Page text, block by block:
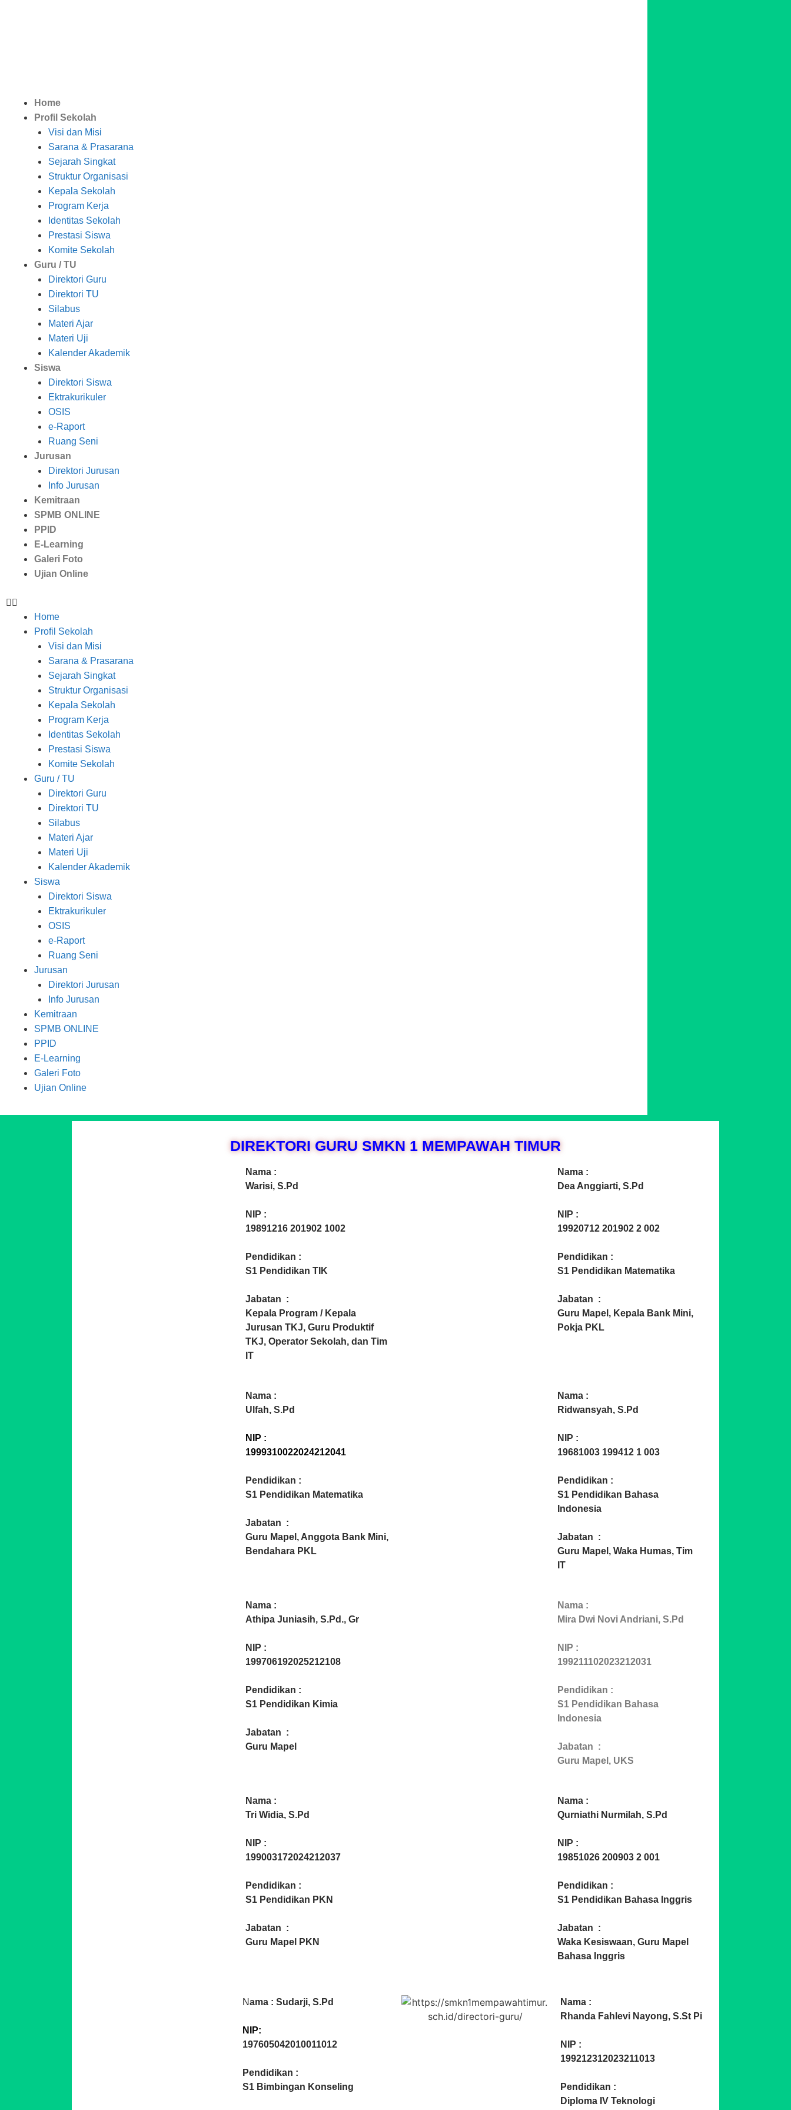
Home
Profil Sekolah
Visi dan Misi
Sarana & Prasarana
Sejarah Singkat
Struktur Organisasi
Kepala Sekolah
Program Kerja
Identitas Sekolah
Prestasi Siswa
Komite Sekolah
Guru / TU
Direktori Guru
Direktori TU
Silabus
Materi Ajar
Materi Uji
Kalender Akademik
Siswa
Direktori Siswa
Ektrakurikuler
OSIS
e-Raport
Ruang Seni
Jurusan
Direktori Jurusan
Info Jurusan
Kemitraan
SPMB ONLINE
PPID
E-Learning
Galeri Foto
Ujian Online
Home
Profil Sekolah
Visi dan Misi
Sarana & Prasarana
Sejarah Singkat
Struktur Organisasi
Kepala Sekolah
Program Kerja
Identitas Sekolah
Prestasi Siswa
Komite Sekolah
Guru / TU
Direktori Guru
Direktori TU
Silabus
Materi Ajar
Materi Uji
Kalender Akademik
Siswa
Direktori Siswa
Ektrakurikuler
OSIS
e-Raport
Ruang Seni
Jurusan
Direktori Jurusan
Info Jurusan
Kemitraan
SPMB ONLINE
PPID
E-Learning
Galeri Foto
Ujian Online
DIREKTORI GURU SMKN 1 MEMPAWAH TIMUR
Nama :
Warisi, S.Pd
NIP :
19891216 201902 1002
Pendidikan :
S1 Pendidikan TIK
Jabatan :
Kepala Program / Kepala
Jurusan TKJ, Guru Produktif
TKJ, Operator Sekolah, dan Tim
IT
Nama :
Dea Anggiarti, S.Pd
NIP :
19920712 201902 2 002
Pendidikan :
S1 Pendidikan Matematika
Jabatan :
Guru Mapel, Kepala Bank Mini,
Pokja PKL
Nama :
Ulfah, S.Pd
NIP :
1999310022024212041
Pendidikan :
S1 Pendidikan Matematika
Jabatan :
Guru Mapel, Anggota Bank Mini,
Bendahara PKL
Nama :
Ridwansyah, S.Pd
NIP :
19681003 199412 1 003
Pendidikan :
S1 Pendidikan Bahasa
Indonesia
Jabatan :
Guru Mapel, Waka Humas, Tim
IT
Nama :
Athipa Juniasih, S.Pd., Gr
NIP :
199706192025212108
Pendidikan :
S1 Pendidikan Kimia
Jabatan :
Guru Mapel
Nama :
Mira Dwi Novi Andriani, S.Pd
NIP :
199211102023212031
Pendidikan :
S1 Pendidikan Bahasa
Indonesia
Jabatan :
Guru Mapel, UKS
Nama :
Tri Widia, S.Pd
NIP :
199003172024212037
Pendidikan :
S1 Pendidikan PKN
Jabatan :
Guru Mapel PKN
Nama :
Qurniathi Nurmilah, S.Pd
NIP :
19851026 200903 2 001
Pendidikan :
S1 Pendidikan Bahasa Inggris
Jabatan :
Waka Kesiswaan, Guru Mapel
Bahasa Inggris
Nama : Sudarji, S.Pd
NIP:
197605042010011012
Pendidikan :
S1 Bimbingan Konseling
Nama :
Rhanda Fahlevi Nayong, S.St Pi
NIP :
199212312023211013
Pendidikan :
Diploma IV Teknologi